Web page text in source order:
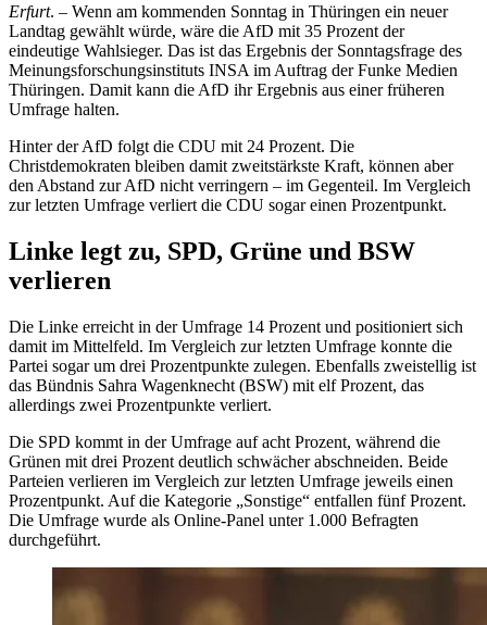
Erfurt. – Wenn am kommenden Sonntag in Thüringen ein neuer
Landtag gewählt würde, wäre die AfD mit 35 Prozent der
eindeutige Wahlsieger. Das ist das Ergebnis der Sonntagsfrage des
Meinungsforschungsinstituts INSA im Auftrag der Funke Medien
Thüringen. Damit kann die AfD ihr Ergebnis aus einer früheren
Umfrage halten.
Hinter der AfD folgt die CDU mit 24 Prozent. Die
Christdemokraten bleiben damit zweitstärkste Kraft, können aber
den Abstand zur AfD nicht verringern – im Gegenteil. Im Vergleich
zur letzten Umfrage verliert die CDU sogar einen Prozentpunkt.
Linke legt zu, SPD, Grüne und BSW
verlieren
Die Linke erreicht in der Umfrage 14 Prozent und positioniert sich
damit im Mittelfeld. Im Vergleich zur letzten Umfrage konnte die
Partei sogar um drei Prozentpunkte zulegen. Ebenfalls zweistellig ist
das Bündnis Sahra Wagenknecht (BSW) mit elf Prozent, das
allerdings zwei Prozentpunkte verliert.
Die SPD kommt in der Umfrage auf acht Prozent, während die
Grünen mit drei Prozent deutlich schwächer abschneiden. Beide
Parteien verlieren im Vergleich zur letzten Umfrage jeweils einen
Prozentpunkt. Auf die Kategorie „Sonstige“ entfallen fünf Prozent.
Die Umfrage wurde als Online-Panel unter 1.000 Befragten
durchgeführt.